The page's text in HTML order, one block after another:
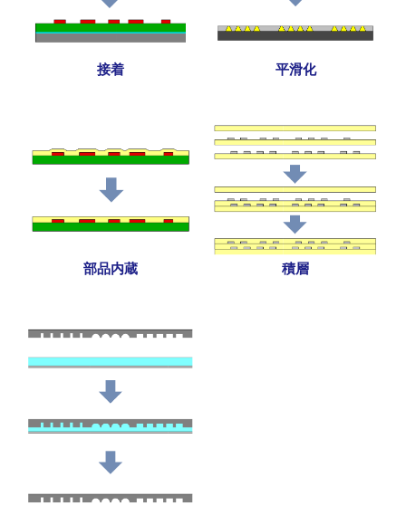
接着 平滑化
部品内蔵 積層